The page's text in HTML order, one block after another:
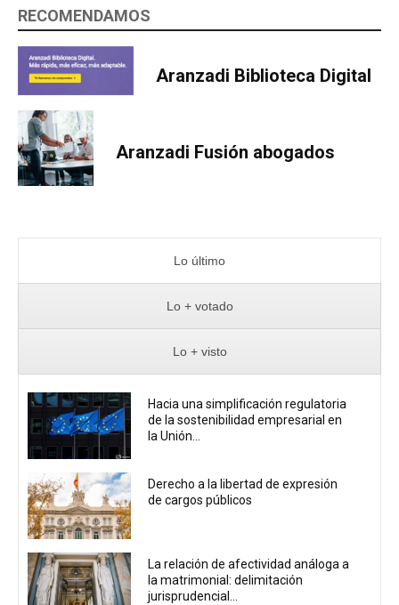
RECOMENDAMOS
Aranzadi Biblioteca Digital
Aranzadi Fusión abogados
Lo último
Lo + votado
Lo + visto
Hacia una simplificación regulatoria
de la sostenibilidad empresarial en
la Unión...
Derecho a la libertad de expresión
de cargos públicos
La relación de afectividad análoga a
la matrimonial: delimitación
jurisprudencial...